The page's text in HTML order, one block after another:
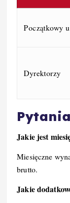
Początkowy
Dyrektorzy
Jakie jest
Miesięczne
brutto.
Jakie